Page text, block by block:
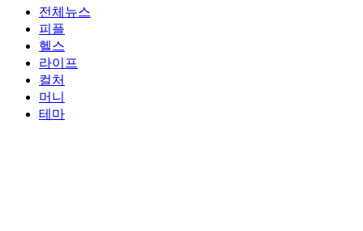
전체뉴스
피플
헬스
라이프
컬처
머니
테마